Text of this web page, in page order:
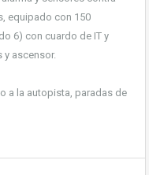
equipado con 150
6) con cuardo de IT y
ascensor.
a la autopista, paradas de